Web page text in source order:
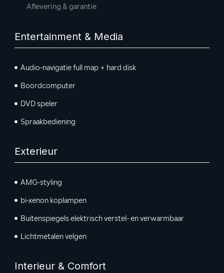
Aflevering & garantie
Entertainment & Media
Audio-navigatie full map + hard disk
Boordcomputer
DVD speler
Spraakbediening
Exterieur
AMG-styling
bi-xenon koplampen
Buitenspiegels elektrisch verstel- en verwarmbaar
Lichtmetalen velgen
Interieur & Comfort